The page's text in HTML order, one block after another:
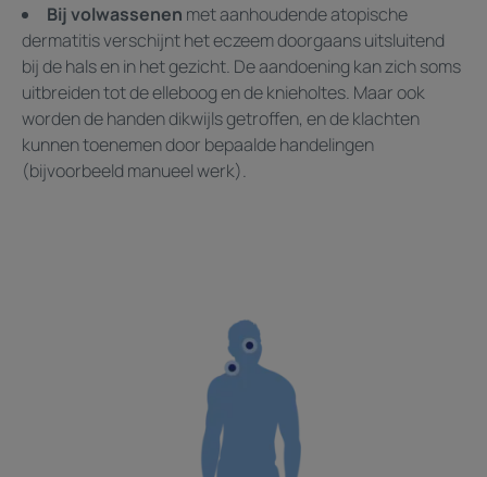
Bij volwassenen met aanhoudende atopische
dermatitis verschijnt het eczeem doorgaans uitsluitend
bij de hals en in het gezicht. De aandoening kan zich soms
uitbreiden tot de elleboog en de knieholtes. Maar ook
worden de handen dikwijls getroffen, en de klachten
kunnen toenemen door bepaalde handelingen
(bijvoorbeeld manueel werk).